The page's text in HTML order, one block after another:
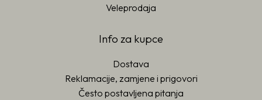
Veleprodaja
Info za kupce
Dostava
Reklamacije, zamjene i prigovori
Često postavljena pitanja